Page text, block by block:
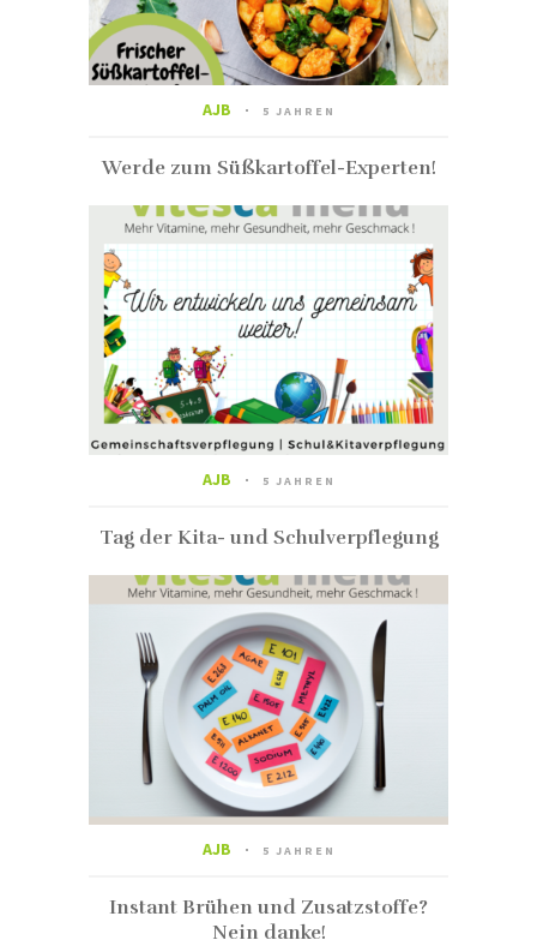
AJB 5 JAHREN
Werde zum Süßkartoffel-Experten!
AJB 5 JAHREN
Tag der Kita- und Schulverpflegung
AJB 5 JAHREN
Instant Brühen und Zusatzstoffe?
Nein danke!